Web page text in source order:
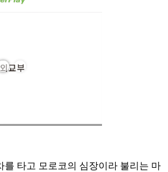
를 타고 모로코의 심장이라 불리는 마